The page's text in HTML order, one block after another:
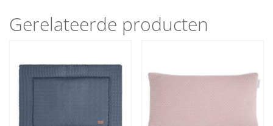
Gerelateerde producten